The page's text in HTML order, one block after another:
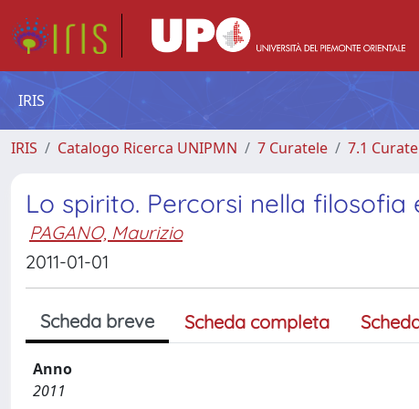
IRIS
IRIS Catalogo Ricerca UNIPMN 7 Curatele 7.1
Lo spirito. Percorsi nella filosofia
PAGANO, Maurizio
2011-01-01
Scheda breve Scheda completa
Anno
2011